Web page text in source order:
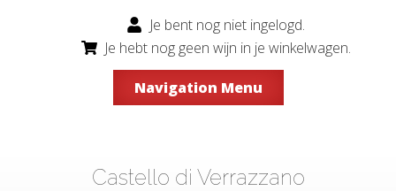
Je bent nog niet ingelogd.
Je hebt nog geen wijn in je winkelwagen.
Navigation Menu
Castello di Verrazzano